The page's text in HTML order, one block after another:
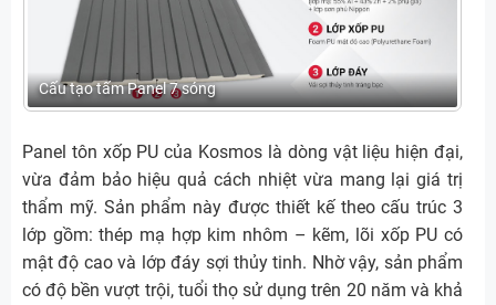
Cấu tạo tấm Panel 7 sóng
Panel tôn xốp PU của Kosmos là dòng vật liệu hiện đại,
vừa đảm bảo hiệu quả cách nhiệt vừa mang lại giá trị
thẩm mỹ. Sản phẩm này được thiết kế theo cấu trúc 3
lớp gồm: thép mạ hợp kim nhôm – kẽm, lõi xốp PU có
mật độ cao và lớp đáy sợi thủy tinh. Nhờ vậy, sản phẩm
có độ bền vượt trội, tuổi thọ sử dụng trên 20 năm và khả